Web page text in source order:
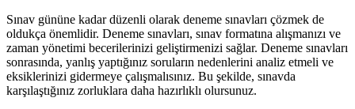
Sınav gününe kadar düzenli olarak deneme sınavları çözmek de
oldukça önemlidir. Deneme sınavları, sınav formatına alışmanızı ve
zaman yönetimi becerilerinizi geliştirmenizi sağlar. Deneme sınavları
sonrasında, yanlış yaptığınız soruların nedenlerini analiz etmeli ve
eksiklerinizi gidermeye çalışmalısınız. Bu şekilde, sınavda
karşılaştığınız zorluklara daha hazırlıklı olursunuz.